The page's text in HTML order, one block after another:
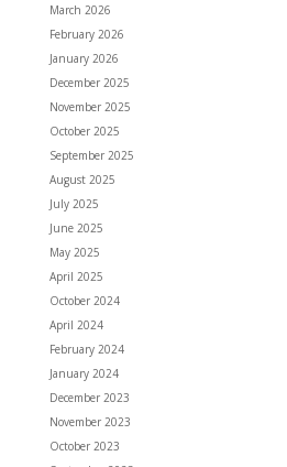
March 2026
February 2026
January 2026
December 2025
November 2025
October 2025
September 2025
August 2025
July 2025
June 2025
May 2025
April 2025
October 2024
April 2024
February 2024
January 2024
December 2023
November 2023
October 2023